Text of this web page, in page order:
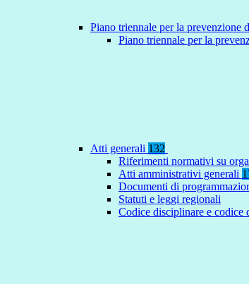
Piano triennale per la prevenzione
Piano triennale per la
Atti generali 132
Riferimenti normativi su
Atti amministrativi generali
Documenti di
Statuti e leggi regionali
Codice disciplinare e codice